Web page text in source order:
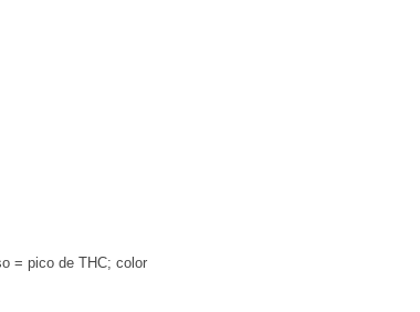
= pico de THC; color